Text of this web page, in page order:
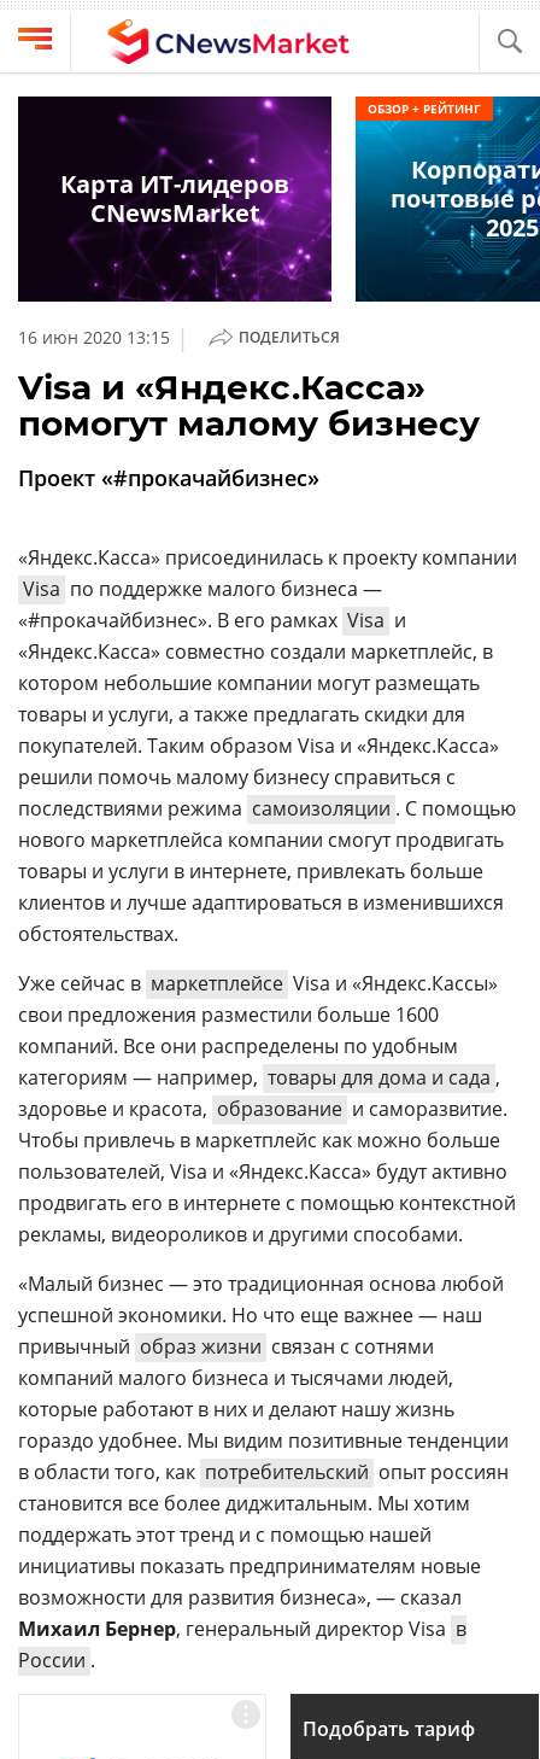
Выбрать
провайдера
Компании
обзоры
кабинет
О
Аналитика
Конференции
Техника
ТВ
Об
Реклама
Вакансии
Контакты
Max
Telegram
Дзен
VK
Rutube
CNews
Конференции
Техника
16 июн 2020 13:15 | ПОДЕЛИТЬСЯ
Visa и «Яндекс.Касса»
помогут малому бизнесу
Проект «#прокачайбизнес»
«Яндекс.Касса» присоединилась к проекту компании
Visa по поддержке малого бизнеса —
«#прокачайбизнес». В его рамках Visa и
«Яндекс.Касса» совместно создали маркетплейс, в
котором небольшие компании могут размещать
товары и услуги, а также предлагать скидки для
покупателей. Таким образом Visa и «Яндекс.Касса»
решили помочь малому бизнесу справиться с
последствиями режима самоизоляции . С помощью
нового маркетплейса компании смогут продвигать
товары и услуги в интернете, привлекать больше
клиентов и лучше адаптироваться в изменившихся
обстоятельствах.
Уже сейчас в маркетплейсе Visa и «Яндекс.Кассы»
свои предложения разместили больше 1600
компаний. Все они распределены по удобным
категориям — например, товары для дома и сада ,
здоровье и красота, образование и саморазвитие.
Чтобы привлечь в маркетплейс как можно больше
пользователей, Visa и «Яндекс.Касса» будут активно
продвигать его в интернете с помощью контекстной
рекламы, видеороликов и другими способами.
«Малый бизнес — это традиционная основа любой
успешной экономики. Но что еще важнее — наш
привычный образ жизни связан с сотнями
компаний малого бизнеса и тысячами людей,
которые работают в них и делают нашу жизнь
гораздо удобнее. Мы видим позитивные тенденции
в области того, как потребительский опыт россиян
становится все более диджитальным. Мы хотим
поддержать этот тренд и с помощью нашей
инициативы показать предпринимателям новые
возможности для развития бизнеса», — сказал
Михаил Бернер, генеральный директор Visa в
России .
Подобрать тариф
Карта ИТ-лидеров
CNewsMarket
почтовые
2025
ОБЗОР + РЕЙТИНГ